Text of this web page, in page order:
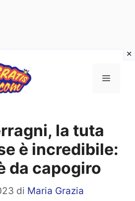
Menu
la tuta
è incredibile:
da capogiro
di Maria Grazia